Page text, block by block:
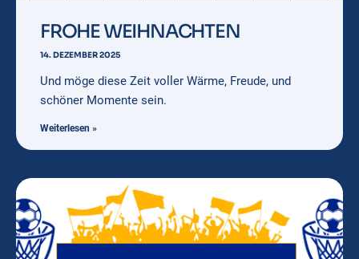
FROHE WEIHNACHTEN
14. DEZEMBER 2025
Und möge diese Zeit voller Wärme, Freude, und
schöner Momente sein.
Weiterlesen »